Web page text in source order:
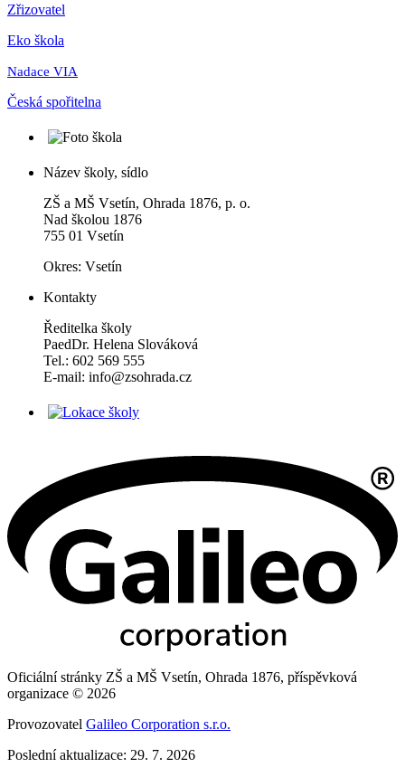
Zřizovatel
Eko škola
Nadace VIA
Česká spořitelna
Název školy, sídlo
ZŠ a MŠ Vsetín, Ohrada 1876, p. o.
Nad školou 1876
755 01 Vsetín
Okres: Vsetín
Kontakty
Ředitelka školy
PaedDr. Helena Slováková
Tel.: 602 569 555
E-mail: info@zsohrada.cz
Oficiální stránky ZŠ a MŠ Vsetín, Ohrada 1876, příspěvková
organizace © 2026
Provozovatel Galileo Corporation s.r.o.
Poslední aktualizace: 29. 7. 2026